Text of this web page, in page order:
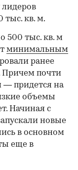
лидеров
тыс. кв. м.
500 тыс. кв. м
минимальным
ранее
Причем почти
— придется на
объемы
Начиная с
новые
в основном
еще в